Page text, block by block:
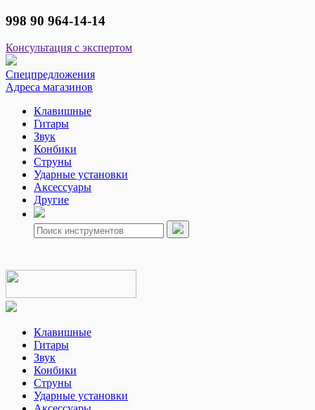
998 90 964-14-14
Консультация с экспертом
Спецпредложения
Адреса магазинов
Клавишные
Гитары
Звук
Конбики
Струны
Ударные установки
Аксессуары
Другие
Клавишные
Гитары
Звук
Конбики
Струны
Ударные установки